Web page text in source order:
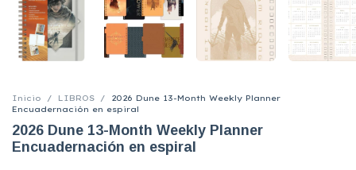
Inicio / LIBROS /
2026 Dune 13-Month Weekly Planner
Encuadernación en espiral
2026 Dune 13-Month Weekly Planner
Encuadernación en espiral